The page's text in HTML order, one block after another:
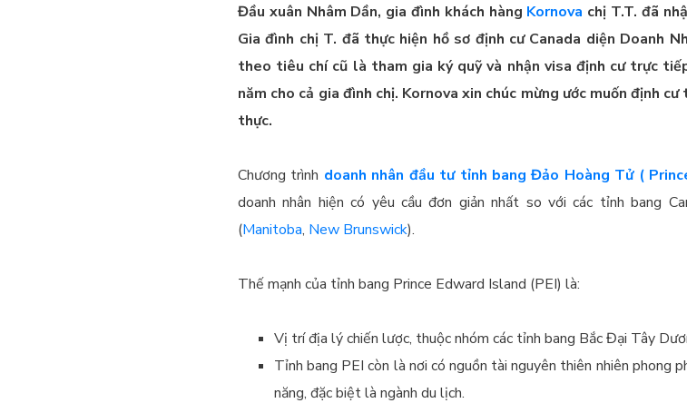
Đầu xuân Nhâm Dần, gia đình khách hàng Kornova chị T.T. đã
Gia đình chị T. đã thực hiện hồ sơ định cư Canada diện Doanh
theo tiêu chí cũ là tham gia ký quỹ và nhận visa định cư trực
năm cho cả gia đình chị. Kornova xin chúc mừng ước muốn định
thực.
Chương trình doanh nhân đầu tư tỉnh bang Đảo Hoàng Tử (
doanh nhân hiện có yêu cầu đơn giản nhất so với các tỉnh bang
(Manitoba, New Brunswick).
Thế mạnh của tỉnh bang Prince Edward Island (PEI) là:
Vị trí địa lý chiến lược, thuộc nhóm các tỉnh bang Bắc Đại Tây
Tỉnh bang PEI còn là nơi có nguồn tài nguyên thiên nhiên phong
năng, đặc biệt là ngành du lịch.